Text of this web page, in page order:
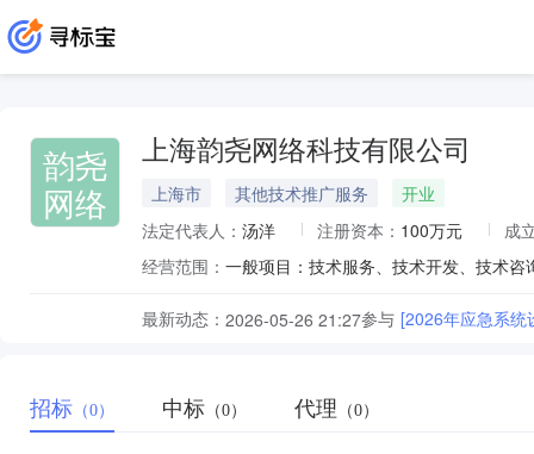
韵尧
网络
上海韵尧网络科技有限公司
上海市 其他技术推广服务
开业
法定代表人： 汤洋 注册资本： 100万元
成
经营范围：
最新动态： 2026-05-26 21:27参与 [2026年应急系统
招标 （0） 中标 （0） 代理 （0）